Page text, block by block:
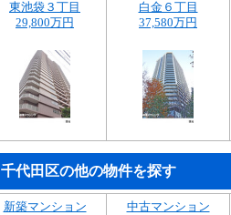
東池袋３丁目
29,800万円
白金６丁目
37,580万円
千代田区の他の物件を探す
新築マンション
中古マンション